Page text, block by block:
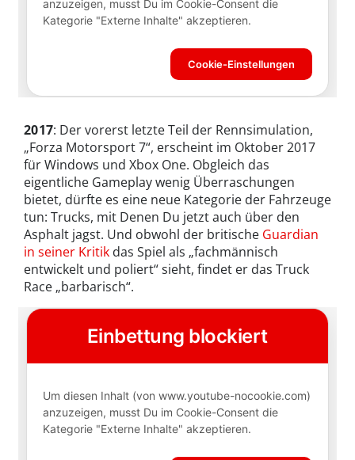
2017: Der vorerst letzte Teil der Rennsimulation,
„Forza Motorsport 7“, erscheint im Oktober 2017
für Windows und Xbox One. Obgleich das
eigentliche Gameplay wenig Überraschungen
bietet, dürfte es eine neue Kategorie der Fahrzeuge
tun: Trucks, mit Denen Du jetzt auch über den
Asphalt jagst. Und obwohl der britische Guardian
in seiner Kritik das Spiel als „fachmännisch
entwickelt und poliert“ sieht, findet er das Truck
Race „barbarisch“.